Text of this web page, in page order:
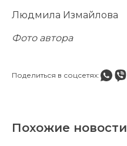
Людмила Измайлова
Фото автора
Поделиться в соцсетях:
Похожие новости